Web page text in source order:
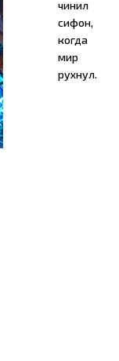
чинил
сифон,
когда
мир
рухнул.